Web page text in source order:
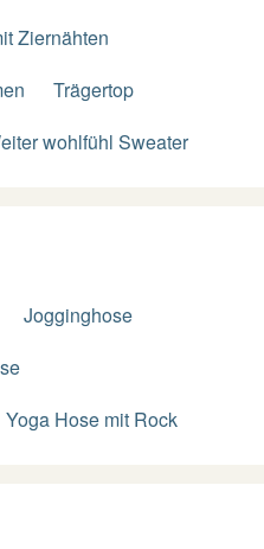
Ziernähten
Trägertop
wohlfühl Sweater
Jogginghose
Yoga Hose mit Rock